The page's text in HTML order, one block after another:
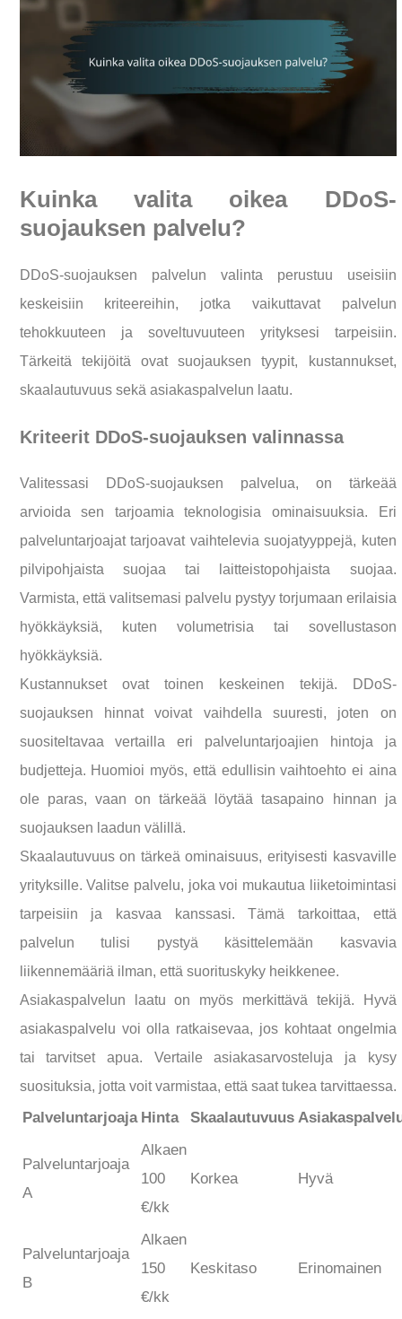
Kuinka valita oikea DDoS-
suojauksen palvelu?
DDoS-suojauksen palvelun valinta perustuu useisiin
keskeisiin kriteereihin, jotka vaikuttavat palvelun
tehokkuuteen ja soveltuvuuteen yrityksesi tarpeisiin.
Tärkeitä tekijöitä ovat suojauksen tyypit, kustannukset,
skaalautuvuus sekä asiakaspalvelun laatu.
Kriteerit DDoS-suojauksen valinnassa
Valitessasi DDoS-suojauksen palvelua, on tärkeää
arvioida sen tarjoamia teknologisia ominaisuuksia. Eri
palveluntarjoajat tarjoavat vaihtelevia suojatyyppejä, kuten
pilvipohjaista suojaa tai laitteistopohjaista suojaa.
Varmista, että valitsemasi palvelu pystyy torjumaan erilaisia
hyökkäyksiä, kuten volumetrisia tai sovellustason
hyökkäyksiä.
Kustannukset ovat toinen keskeinen tekijä. DDoS-
suojauksen hinnat voivat vaihdella suuresti, joten on
suositeltavaa vertailla eri palveluntarjoajien hintoja ja
budjetteja. Huomioi myös, että edullisin vaihtoehto ei aina
ole paras, vaan on tärkeää löytää tasapaino hinnan ja
suojauksen laadun välillä.
Skaalautuvuus on tärkeä ominaisuus, erityisesti kasvaville
yrityksille. Valitse palvelu, joka voi mukautua liiketoimintasi
tarpeisiin ja kasvaa kanssasi. Tämä tarkoittaa, että
palvelun tulisi pystyä käsittelemään kasvavia
liikennemääriä ilman, että suorituskyky heikkenee.
Asiakaspalvelun laatu on myös merkittävä tekijä. Hyvä
asiakaspalvelu voi olla ratkaisevaa, jos kohtaat ongelmia
tai tarvitset apua. Vertaile asiakasarvosteluja ja kysy
suosituksia, jotta voit varmistaa, että saat tukea tarvittaessa.
Palveluntarjoaja Hinta Skaalautuvuus
Palveluntarjoaja
A
Alkaen
100
€/kk
Korkea Hyvä
Palveluntarjoaja
B
Alkaen
150
€/kk
Keskitaso Erinomainen